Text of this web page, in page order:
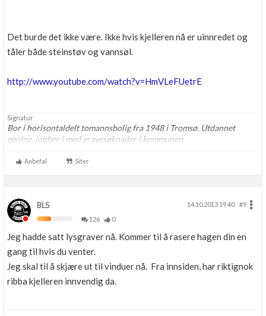
Det burde det ikke være. Ikke hvis kjelleren nå er uinnredet og
tåler både steinstøv og vannsøl.
http://www.youtube.com/watch?v=HmVLeFUetrE
Signatur
Bor i horisontaldelt tomannsbolig fra 1948 i Tromsø. Utdannet
geolog, jobber i med gravesøknader i kommunen.
Anbefal Siter
BLS 14.10.2013 19.40
#9
126
0
Jeg hadde satt lysgraver nå. Kommer til å rasere hagen din en
gang til hvis du venter.
Jeg skal til å skjære ut til vinduer nå. Fra innsiden, har riktignok
ribba kjelleren innvendig da.